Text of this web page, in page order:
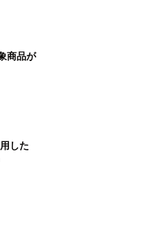
商品が
した